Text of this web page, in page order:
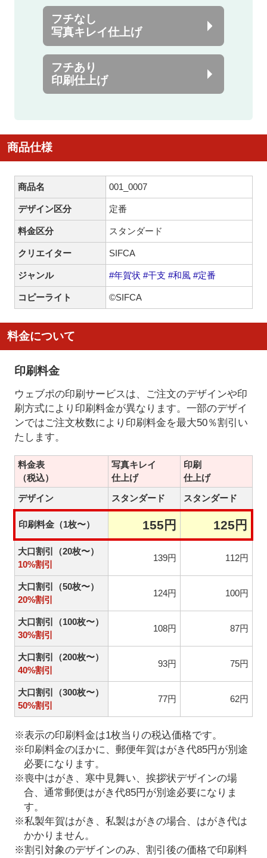
フチなし
写真キレイ仕上げ
フチあり
印刷仕上げ
商品仕様
商品名 001_0007
デザイン区分 定番
料金区分 スタンダード
クリエイター SIFCA
ジャンル #年賀状 #干支 #和風 #定番
コピーライト ©SIFCA
料金について
印刷料金
ウェブポの印刷サービスは、ご注文のデザインや印
刷方式により印刷料金が異なります。一部のデザイ
ンではご注文枚数により印刷料金を最大50％割引い
たします。
料金表
（税込）
写真キレイ
仕上げ
印刷
仕上げ
デザイン
スタンダード スタンダード
印刷料金（1枚〜） 155円 125円
大口割引（20枚〜）
10%割引
139円 112円
大口割引（50枚〜）
20%割引
124円 100円
大口割引（100枚〜）
30%割引
108円 87円
大口割引（200枚〜）
40%割引
93円 75円
大口割引（300枚〜）
50%割引
77円 62円
※表示の印刷料金は1枚当りの税込価格です。
※印刷料金のほかに、郵便年賀はがき代85円が別途
必要になります。
※喪中はがき、寒中見舞い、挨拶状デザインの場
合、通常郵便はがき代85円が別途必要になりま
す。
※私製年賀はがき、私製はがきの場合、はがき代は
かかりません。
※割引対象のデザインのみ、割引後の価格で印刷料